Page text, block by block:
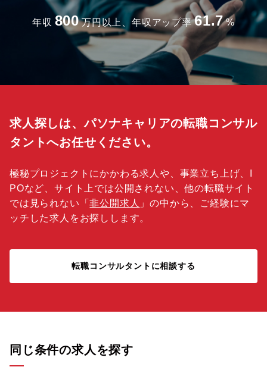
年収 800 万円以上、年収アップ率 61.7 %
求人探しは、パソナキャリアの転職コンサル
タントへお任せください。
極秘プロジェクトにかかわる求人や、事業立ち上げ、I
POなど、サイト上では公開されない、他の転職サイト
では見られない「非公開求人 」の中から、ご経験にマ
ッチした求人をお探しします。
転職コンサルタントに相談する
同じ条件の求人を探す